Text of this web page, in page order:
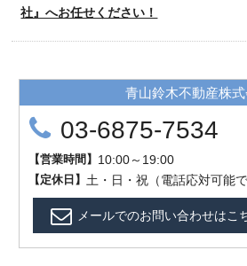
社』へお任せください！
青山鈴木不動産株
03-6875-7534
【営業時間 】 10:00～19:00
【定休日 】 土・日・祝（電話応対可能で
メールでのお問い合わせはこ